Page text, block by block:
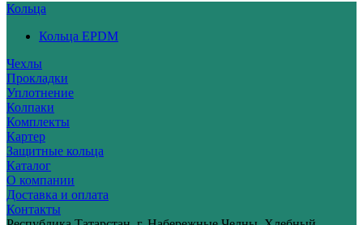
Кольца
Кольца EPDM
Чехлы
Прокладки
Уплотнение
Колпаки
Комплекты
Картер
Защитные кольца
Каталог
О компании
Доставка и оплата
Контакты